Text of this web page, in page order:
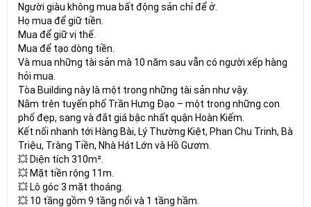
Người giàu không mua bất động sản chỉ để ở.
Họ mua để giữ tiền.
Mua để giữ vị thế.
Mua để tạo dòng tiền.
Và mua những tài sản mà 10 năm sau vẫn có người xếp hàng
hỏi mua.
Tòa Building này là một trong những tài sản như vậy.
Nằm trên tuyến phố Trần Hưng Đạo – một trong những con
phố đẹp, sang và đắt giá bậc nhất quận Hoàn Kiếm.
Kết nối nhanh tới Hàng Bài, Lý Thường Kiệt, Phan Chu Trinh, Bà
Triệu, Tràng Tiền, Nhà Hát Lớn và Hồ Gươm.
💥 Diện tích 310m².
💥 Mặt tiền rộng 11m.
💥 Lô góc 3 mặt thoáng.
💥 10 tầng gồm 9 tầng nổi và 1 tầng hầm.